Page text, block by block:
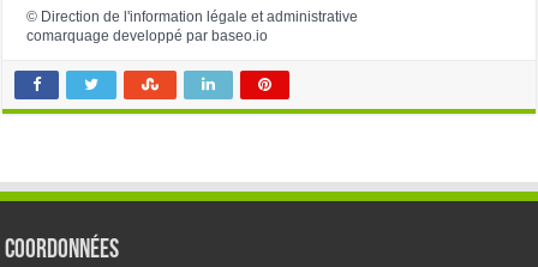
© Direction de l'information légale et administrative
comarquage developpé par baseo.io
Coordonnées